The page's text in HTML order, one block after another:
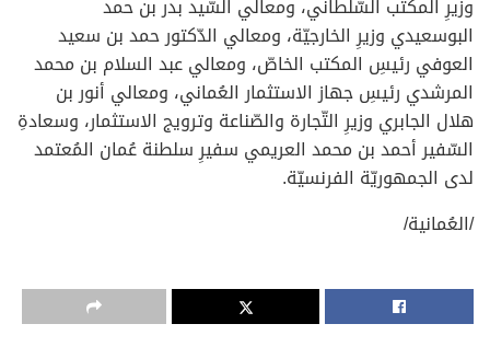
البوسعيدي وزيرِ الخارجيّة، ومعالي الدّكتور حمد بن سعيد
العوفي رئيسِ المكتب الخاصّ، ومعالي عبد السلام بن محمد
المرشدي رئيسِ جهاز الاستثمار العُماني، ومعالي أنور بن
هلال الجابري وزيرِ التّجارة والصّناعة وترويج الاستثمار، وسعادةِ
السّفير أحمد بن محمد العريمي سفيرِ سلطنة عُمان المُعتمد
لدى الجمهوريّة الفرنسيّة.
/العُمانية/